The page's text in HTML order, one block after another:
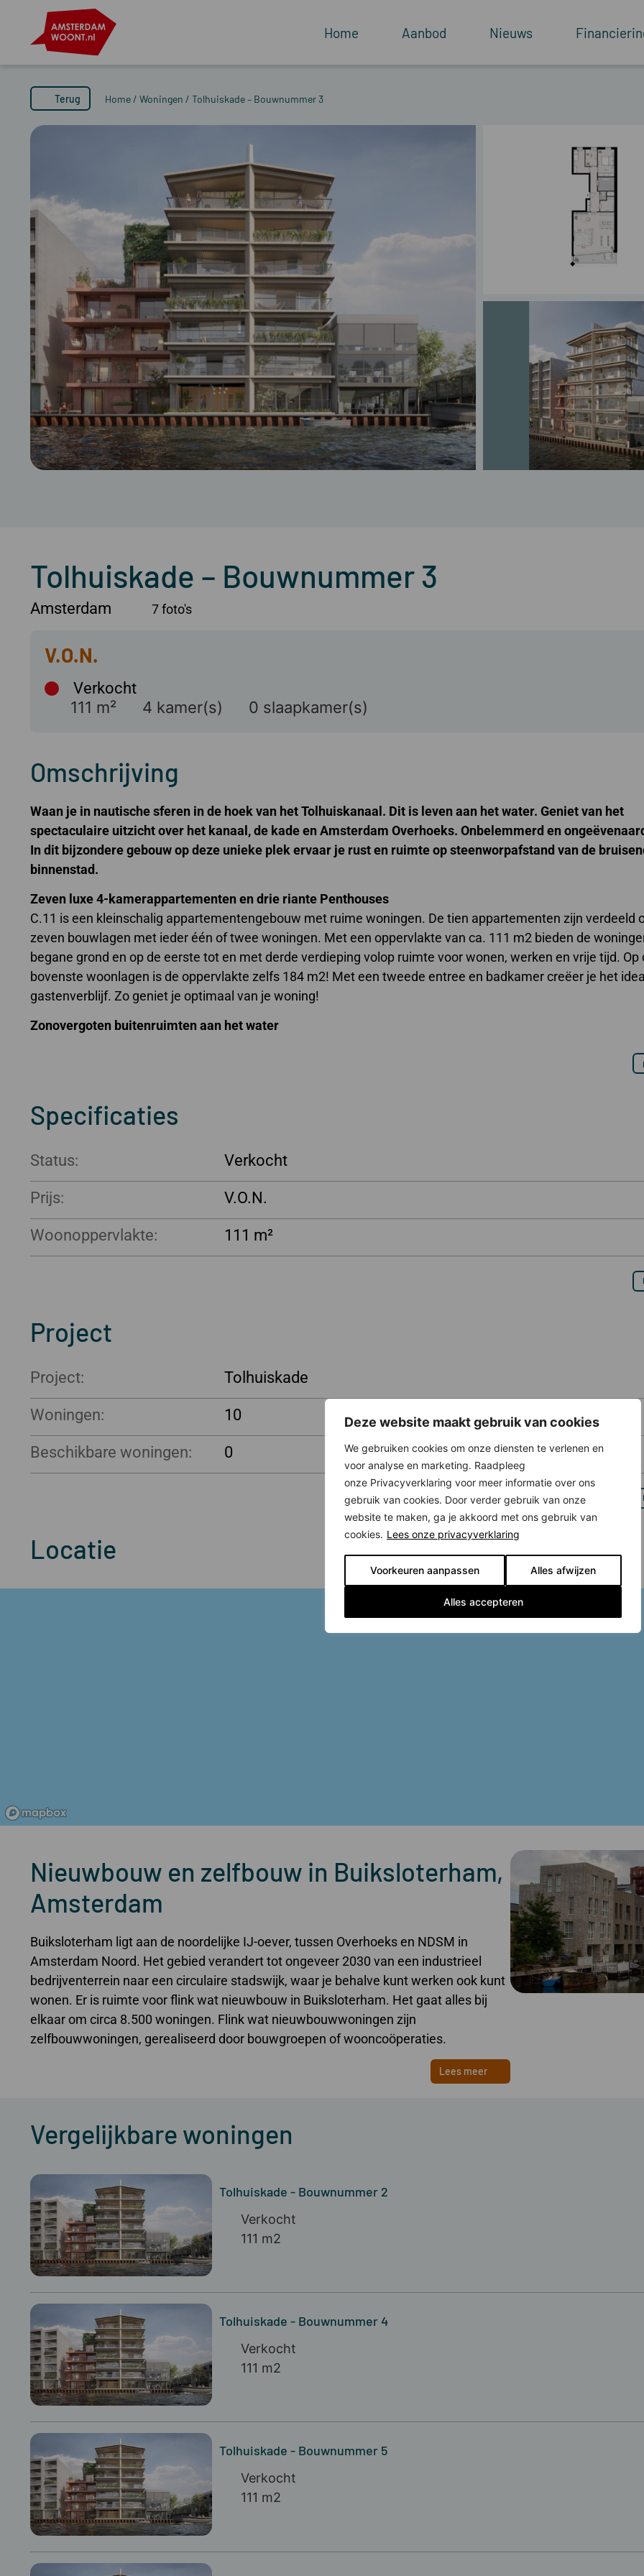
Deze website maakt gebruik van cookies
We gebruiken cookies om onze diensten te verlenen en
voor analyse en marketing. Raadpleeg
onze Privacyverklaring voor meer informatie over ons
gebruik van cookies. Door verder gebruik van onze
website te maken, ga je akkoord met ons gebruik van
cookies. Lees onze privacyverklaring
Voorkeuren aanpassen Alles afwijzen
Alles accepteren
Home Aanbod Nieuws
Terug Home / Woningen / Tolhuiskade – Bouwnummer 3
Tolhuiskade – Bouwnummer 3
Amsterdam 7 foto's
Verkocht
111 m² 4 kamer(s) 0 slaapkamer(s)
Omschrijving
Waan je in nautische sferen in de hoek van het Tolhuiskanaal. Dit is leven aan het water. Geniet van het
spectaculaire uitzicht over het kanaal, de kadeen Amsterdam Overhoeks. Onbelemmerd en
In dit bijzondere gebouw op deze unieke plek ervaar je rust en ruimte opsteenworpafstand van de
binnenstad.
Zeven luxe 4-kamerappartementen en drie riante Penthouses
C.11 is een kleinschalig appartementengebouw met ruime woningen. De tien appartementen zijn verdeeld
zeven bouwlagen met ieder één of twee woningen. Met een oppervlakte van ca. 111 m2 bieden de
begane grond en op de eerste tot en met derde verdieping volop ruimte voor wonen, werken en vrije tijd. Op
bovenste woonlagen is de oppervlakte zelfs 184 m2! Met een tweede entree en badkamer creëer je het
gastenverblijf. Zo geniet je optimaal van je woning!
Zonovergoten buitenruimten aan het water
Specificaties
Status: Verkocht
Prijs:
Woonoppervlakte: 111 m²
Project
Project: Tolhuiskade
Woningen: 10
Beschikbare woningen: 0
Locatie
Nieuwbouw en zelfbouw in Buiksloterham,
Amsterdam
Buiksloterham ligt aan de noordelijke IJ-oever, tussen Overhoeks en NDSM in
Amsterdam Noord. Het gebied verandert tot ongeveer 2030 van een industrieel
bedrijventerrein naar een circulaire stadswijk, waar je behalve kunt werken ook kunt
wonen. Er is ruimte voor flink wat nieuwbouw in Buiksloterham. Het gaat alles bij
elkaar om circa 8.500 woningen. Flink wat nieuwbouwwoningen zijn
zelfbouwwoningen, gerealiseerd door bouwgroepen of wooncoöperaties.
Lees meer
Vergelijkbare woningen
Tolhuiskade - Bouwnummer 2
Verkocht
111 m2
Tolhuiskade - Bouwnummer 4
Verkocht
111 m2
Tolhuiskade - Bouwnummer 5
Verkocht
111 m2